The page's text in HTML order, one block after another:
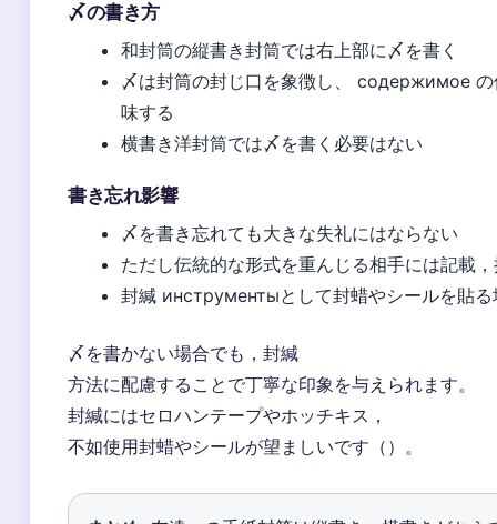
〆の書き方
和封筒の縦書き封筒では右上部に〆を書く
〆は封筒の封じ口を象徴し、 содержимое の
味する
横書き洋封筒では〆を書く必要はない
書き忘れ影響
〆を書き忘れても大きな失礼にはならない
ただし伝統的な形式を重んじる相手には記載
封緘 инструментыとして封蜡やシールを貼る
〆を書かない場合でも，封緘
方法に配慮することで丁寧な印象を与えられます。
封緘にはセロハンテープやホッチキス，
不如使用封蜡やシールが望ましいです（）。